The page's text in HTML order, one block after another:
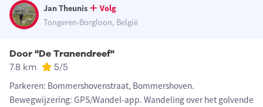
Jan Theunis
Volg
Tongeren-Borgloon, België
Door "De Tranendreef"
7.8 km 5/5
Parkeren: Bommershovenstraat, Bommershoven.
Bewegwijzering: GPS/Wandel-app. Wandeling over het golvende